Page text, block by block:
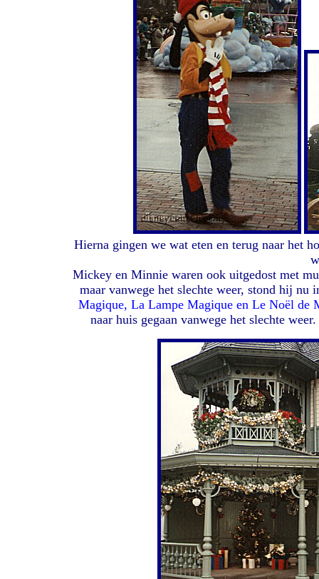
Hierna gingen we wat eten en terug naar het
Mickey en Minnie waren ook uitgedost met
maar vanwege het slechte weer, stond hij nu
Magique, La Lampe Magique en Le Noël de
naar huis gegaan vanwege het slechte